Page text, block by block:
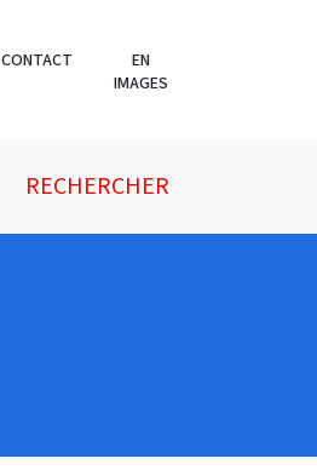
CONTACT
EN
IMAGES
RECHERCHER